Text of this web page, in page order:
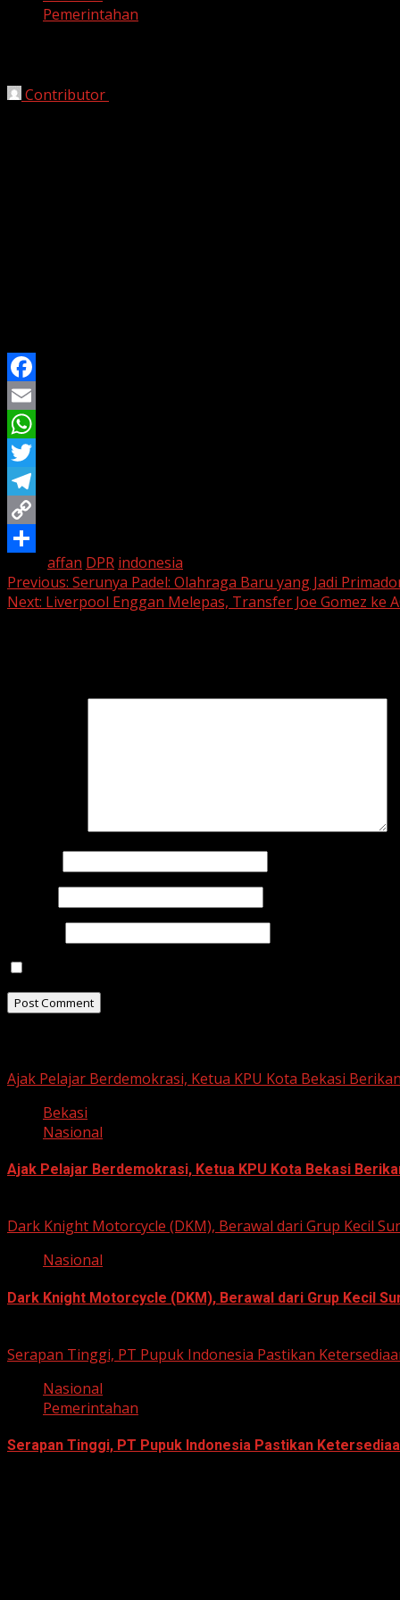
Pemerintahan
Contributor
Facebook
Email
WhatsApp
Twitter
Telegram
Copy
affan DPR indonesia
Continue
Reading
Previous: Serunya Padel: Olahraga Baru yang Jadi
Next: Liverpool Enggan Melepas, Transfer Joe Gomez ke
Ajak Pelajar Berdemokrasi, Ketua KPU Kota Bekasi
Bekasi
Nasional
Ajak Pelajar Berdemokrasi, Ketua KPU Kota Bekasi
Dark Knight Motorcycle (DKM), Berawal dari Grup Kecil
Nasional
Dark Knight Motorcycle (DKM), Berawal dari Grup Kecil
Serapan Tinggi, PT Pupuk Indonesia Pastikan
Nasional
Pemerintahan
Serapan Tinggi, PT Pupuk Indonesia Pastikan